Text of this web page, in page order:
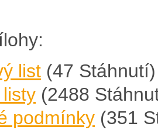
list (47 Stáhnutí)
(2488
podmínky (351